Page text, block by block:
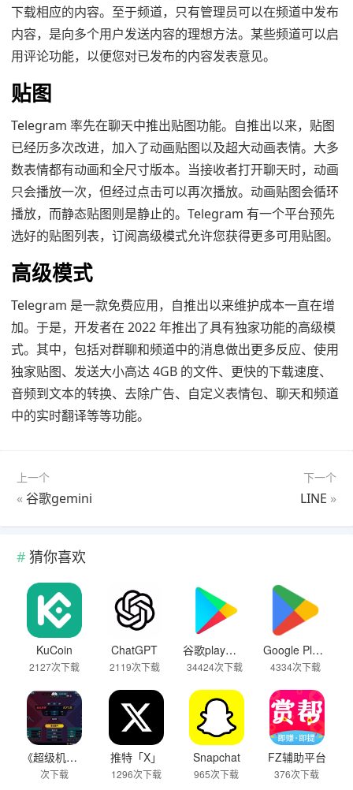
下载相应的内容。至于频道，只有管理员可以在频道中发布
内容，是向多个用户发送内容的理想方法。某些频道可以启
用评论功能，以便您对已发布的内容发表意见。
贴图
Telegram 率先在聊天中推出贴图功能。自推出以来，贴图
已经历多次改进，加入了动画贴图以及超大动画表情。大多
数表情都有动画和全尺寸版本。当接收者打开聊天时，动画
只会播放一次，但经过点击可以再次播放。动画贴图会循环
播放，而静态贴图则是静止的。Telegram 有一个平台预先
选好的贴图列表，订阅高级模式允许您获得更多可用贴图。
高级模式
Telegram 是一款免费应用，自推出以来维护成本一直在增
加。于是，开发者在 2022 年推出了具有独家功能的高级模
式。其中，包括对群聊和频道中的消息做出更多反应、使用
独家贴图、发送大小高达 4GB 的文件、更快的下载速度、
音频到文本的转换、去除广告、自定义表情包、聊天和频道
中的实时翻译等等功能。
上一个
«谷歌gemini
下一个
LINE »
猜你喜欢
KuCoin
2127次下载
ChatGPT
2119次下载
谷歌play商店
34424次下载
Google Play（谷歌应用商店）
4334次下载
《超级机器人大战Y》武器改造性价比分析
次下载
推特「X」
1296次下载
Snapchat
965次下载
FZ辅助平台
376次下载